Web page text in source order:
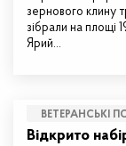
зернового клину
зібрали на площі
Ярий…
ВЕТЕРАНСЬКІ
Відкрито